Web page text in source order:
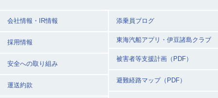
会社情報・IR情報
採用情報
安全への取り組み
運送約款
添乗員ブログ
東海汽船アプリ・ 伊豆諸島クラブ
被害者等支援計画（PDF）
避難経路マップ（PDF）